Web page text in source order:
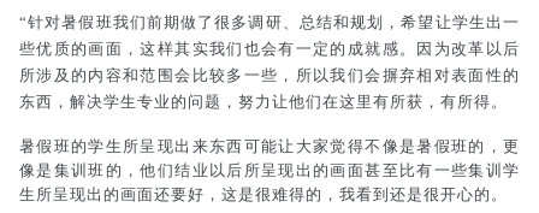
“针对暑假班我们前期做了很多调研、总结和规划，希望让学生出一
些优质的画面，这样其实我们也会有一定的成就感。因为改革以后
所涉及的内容和范围会比较多一些，所以我们会摒弃相对表面性的
东西，解决学生专业的问题，努力让他们在这里有所获，有所得。
暑假班的学生所呈现出来东西可能让大家觉得不像是暑假班的，更
像是集训班的，他们结业以后所呈现出的画面甚至比有一些集训学
生所呈现出的画面还要好，这是很难得的，我看到还是很开心的。